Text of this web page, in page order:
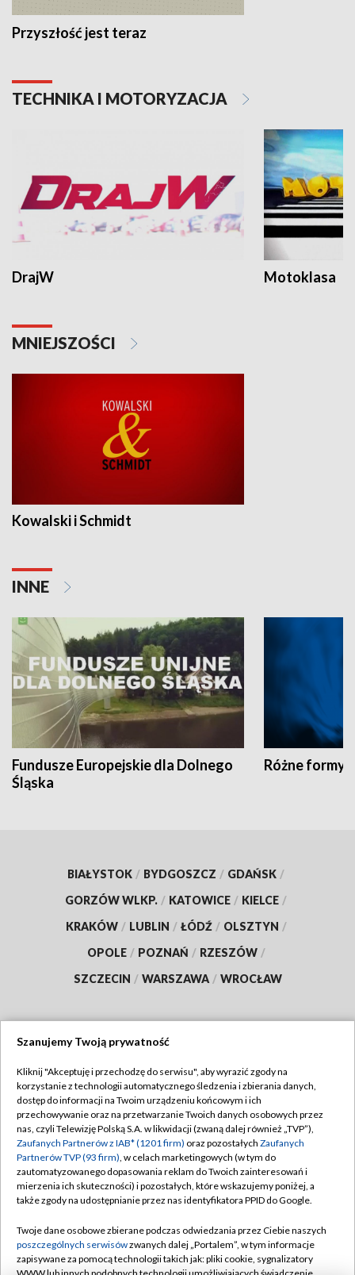
Przyszłość jest teraz
TECHNIKA I MOTORYZACJA
DrajW Motoklasa
MNIEJSZOŚCI
Kowalski i Schmidt
INNE
Fundusze Europejskie dla Dolnego
Śląska
Różne formy
BIAŁYSTOK / BYDGOSZCZ / GDAŃSK /
GORZÓW WLKP. / KATOWICE / KIELCE /
KRAKÓW / LUBLIN / ŁÓDŹ / OLSZTYN /
OPOLE / POZNAŃ / RZESZÓW /
SZCZECIN / WARSZAWA / WROCŁAW
TVP
Abonament TVP
Emisja w TVP
Centrum informacji TVP
Naziemna Telewizja Cyfrowa
Rada Programowa
System NOS
Regulamin TVP
Polityka prywatności
Moje zgody
Pomoc
Kontakt
Szanujemy Twoją prywatność
Kliknij "Akceptuję i przechodzę do serwisu", aby wyrazić zgody na
korzystanie z technologii automatycznego śledzenia i zbierania danych,
dostęp do informacji na Twoim urządzeniu końcowym i ich
przechowywanie oraz na przetwarzanie Twoich danych osobowych przez
nas, czyli Telewizję Polską S.A. w likwidacji (zwaną dalej również „TVP”),
Zaufanych Partnerów z IAB* (1201 firm) oraz pozostałych Zaufanych
Partnerów TVP (93 firm), w celach marketingowych (w tym do
zautomatyzowanego dopasowania reklam do Twoich zainteresowań i
mierzenia ich skuteczności) i pozostałych, które wskazujemy poniżej, a
także zgody na udostępnianie przez nas identyfikatora PPID do Google.
Twoje dane osobowe zbierane podczas odwiedzania przez Ciebie naszych
poszczególnych serwisówzwanych dalej „Portalem”, w tym informacje
zapisywane za pomocą technologii takich jak: pliki cookie, sygnalizatory